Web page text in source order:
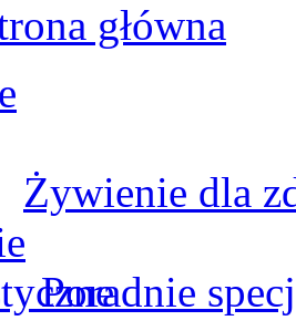
główna
Żywienie dla
Poradnie